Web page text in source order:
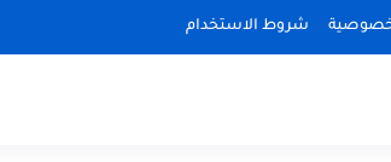
شروط الاستخدام